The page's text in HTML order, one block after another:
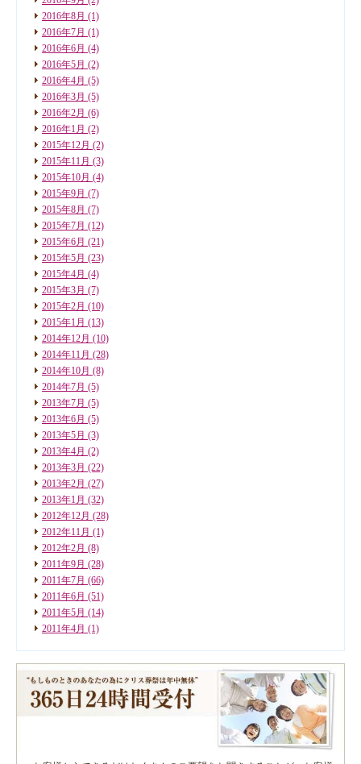
2016年8月 (1)
2016年7月 (1)
2016年6月 (4)
2016年5月 (2)
2016年4月 (5)
2016年3月 (5)
2016年2月 (6)
2016年1月 (2)
2015年12月 (2)
2015年11月 (3)
2015年10月 (4)
2015年9月 (7)
2015年8月 (7)
2015年7月 (12)
2015年6月 (21)
2015年5月 (23)
2015年4月 (4)
2015年3月 (7)
2015年2月 (10)
2015年1月 (13)
2014年12月 (10)
2014年11月 (28)
2014年10月 (8)
2014年7月 (5)
2013年7月 (5)
2013年6月 (5)
2013年5月 (3)
2013年4月 (2)
2013年3月 (22)
2013年2月 (27)
2013年1月 (32)
2012年12月 (28)
2012年11月 (1)
2012年2月 (8)
2011年9月 (28)
2011年7月 (66)
2011年6月 (51)
2011年5月 (14)
2011年4月 (1)